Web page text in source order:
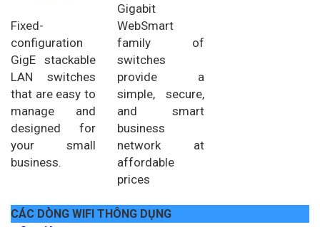
Fixed-
configuration
GigE stackable
LAN switches
that are easy to
manage and
designed for
your small
business.
Gigabit
WebSmart
family of
switches
provide a
simple, secure,
and smart
business
network at
affordable
prices
CÁC DÒNG WIFI THÔNG DỤNG